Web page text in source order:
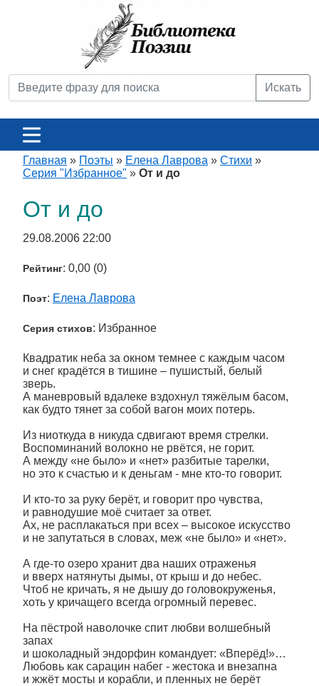
Искать
Главная » Поэты » Елена Лаврова » Стихи »
Серия "Избранное" » От и до
От и до
29.08.2006 22:00
Рейтинг: 0,00 (0)
Поэт: Елена Лаврова
Серия стихов: Избранное
Квадратик неба за окном темнее с каждым часом
и снег крадётся в тишине – пушистый, белый
зверь.
А маневровый вдалеке вздохнул тяжёлым басом,
как будто тянет за собой вагон моих потерь.
Из ниоткуда в никуда сдвигают время стрелки.
Воспоминаний волокно не рвётся, не горит.
А между «не было» и «нет» разбитые тарелки,
но это к счастью и к деньгам - мне кто-то говорит.
И кто-то за руку берёт, и говорит про чувства,
и равнодушие моё считает за ответ.
Ах, не расплакаться при всех – высокое искусство
и не запутаться в словах, меж «не было» и «нет».
А где-то озеро хранит два наших отраженья
и вверх натянуты дымы, от крыш и до небес.
Чтоб не кричать, я не дышу до головокруженья,
хоть у кричащего всегда огромный перевес.
На пёстрой наволочке спит любви волшебный
запах
и шоколадный эндорфин командует: «Вперёд!»…
Любовь как сарацин набег - жестока и внезапна
и жжёт мосты и корабли, и пленных не берёт